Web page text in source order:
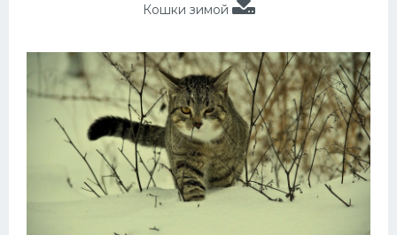
Кошки зимой